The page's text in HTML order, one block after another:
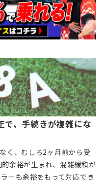
、手続きが複雑にな
く、むしろ2ヶ月前から受
余裕が生まれ、混雑緩和が
ーも余裕をもって対応でき